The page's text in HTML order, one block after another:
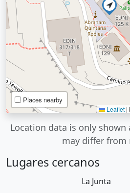
Places nearby
Leaflet |
Location data is only shown
may differ from
Lugares cercanos
La Junta